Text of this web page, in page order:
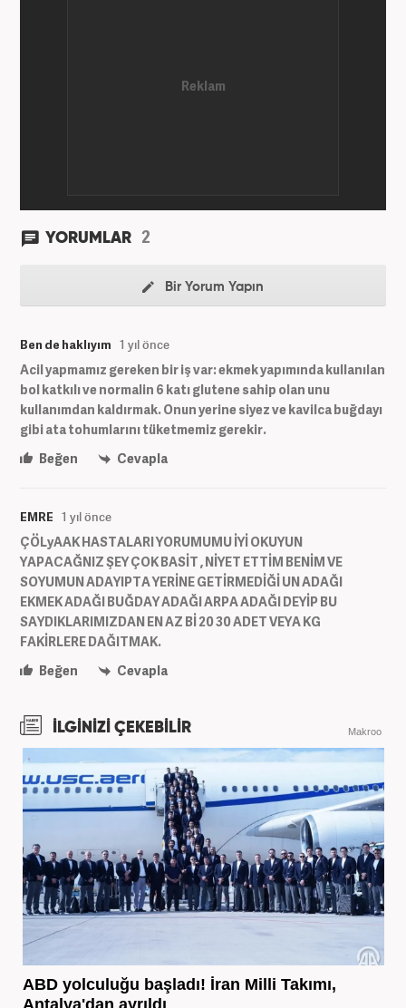
YORUMLAR 2
Bir Yorum Yapın
Ben de haklıyım 1 yıl önce
Acil yapmamız gereken bir iş var: ekmek yapımında kullanılan
bol katkılı ve normalin 6 katı glutene sahip olan unu
kullanımdan kaldırmak. Onun yerine siyez ve kavilca buğdayı
gibi ata tohumlarını tüketmemiz gerekir.
Beğen
Cevapla
EMRE 1 yıl önce
ÇÖLyAAK HASTALARI YORUMUMU İYİ OKUYUN
YAPACAĞNIZ ŞEY ÇOK BASİT , NİYET ETTİM BENİM VE
SOYUMUN ADAYIPTA YERİNE GETİRMEDİĞİ UN ADAĞI
EKMEK ADAĞI BUĞDAY ADAĞI ARPA ADAĞI DEYİP BU
SAYDIKLARIMIZDAN EN AZ Bİ 20 30 ADET VEYA KG
FAKİRLERE DAĞITMAK.
Beğen
Cevapla
İLGİNİZİ ÇEKEBİLİR Makroo
ABD yolculuğu başladı! İran Milli Takımı,
Antalya'dan ayrıldı